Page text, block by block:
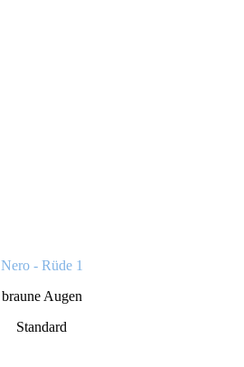
Nero - Rüde 1
braune Augen
Standard